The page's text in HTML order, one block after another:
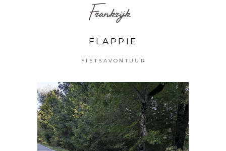
Frankrijk
FLAPPIE
FIETSAVONTUUR